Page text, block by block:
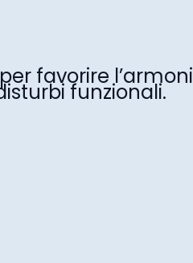
favorire
funzionali.